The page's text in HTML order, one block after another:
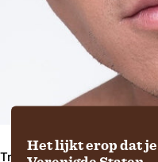
Het lijkt erop dat
Traditioneel zouden de